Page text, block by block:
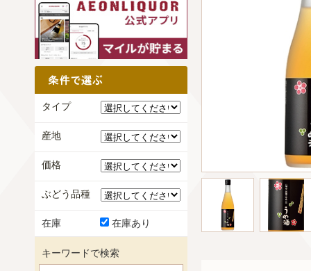
タイプ
産地
価格
ぶどう品種
在庫 在庫あり
キーワードで検索